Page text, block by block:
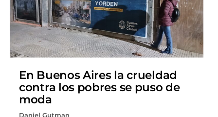
En Buenos Aires la crueldad
contra los pobres se puso de
moda
Daniel Gutman